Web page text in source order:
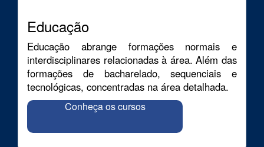
Educação
Educação abrange formações normais e
interdisciplinares relacionadas à área. Além das
formações de bacharelado, sequenciais e
tecnológicas, concentradas na área detalhada.
Conheça os cursos